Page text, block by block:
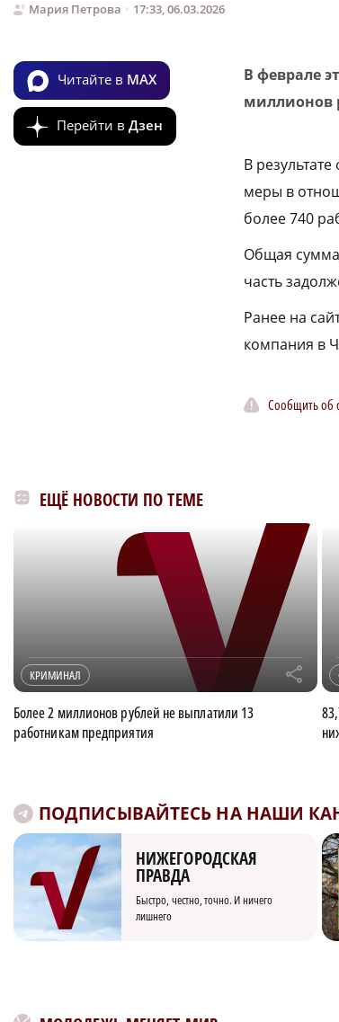
Мария Петрова 17:33, 06.03.2026
Читайте в MAX
Перейти в Дзен
В феврале
миллионов
В
меры в
более 740
Общая
часть
Ранее на
компания в
Сообщить об
ЕЩЁ НОВОСТИ ПО ТЕМЕ
КРИМИНАЛ r
Более 2 миллионов рублей не выплатили 13
работникам предприятия
ПОДПИСЫВАЙТЕСЬ НА НАШИ
НИЖЕГОРОДСКАЯ
ПРАВДА
Быстро, честно, точно. И ничего
лишнего